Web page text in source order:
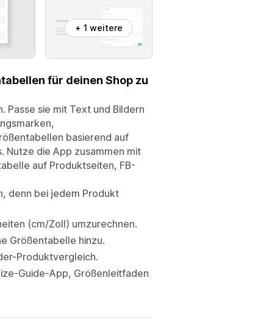
+ 1 weitere
für deinen Shop zu
Passe sie mit Text und Bildern
basierend auf
Nutze die App zusammen mit
auf Produktseiten, FB-
denn bei jedem Produkt
(cm/Zoll) umzurechnen.
Größentabelle hinzu.
Produktvergleich.
Guide-App, Größenleitfaden